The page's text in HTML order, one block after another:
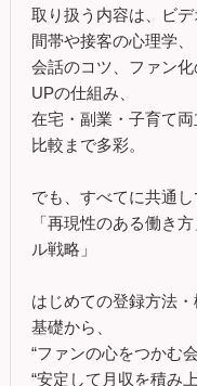
取り扱う内容は、ビ
間帯や接客の心理学、
会話のコツ、ファン
UPの仕組み、
在宅・副業・子育て
比較まで多彩。
でも、すべてに共通し
「再現性のある働き
ル戦略」
はじめての登録方法
基礎から、
“ファンの心をつかむ会
“安定して月収を積み